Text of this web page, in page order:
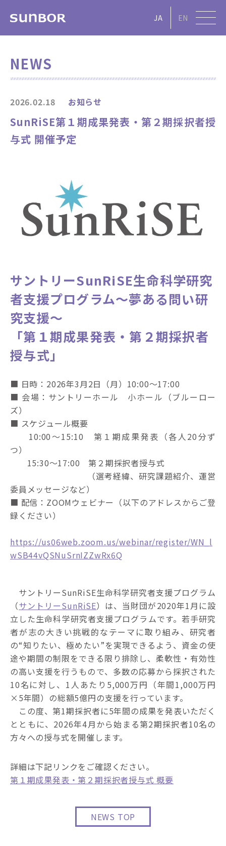
JA EN
NEWS
2026.02.18 お知らせ
SunRiSE第１期成果発表・第２期採択者授
与式 開催予定
サントリーSunRiSE生命科学研究
者支援プログラム～夢ある問い研
究支援～
「第１期成果発表・第２期採択者
授与式」
■ 日時：2026年3月2日（月）10:00～17:00
■ 会場：サントリーホール 小ホール（ブルーロー
ズ）
■ スケジュール概要
10:00～15:10 第１期成果発表（各人20分ず
つ）
15:30～17:00 第２期採択者授与式
（選考経緯、研究課題紹介、運営
委員メッセージなど）
■ 配信：ZOOMウェビナー（以下のアドレスからご登
録ください）
https://us06web.zoom.us/webinar/register/WN_l
wSB44vQSNuSrnIZZwRx6Q
サントリーSunRiSE生命科学研究者支援プログラム
（サントリーSunRiSE）は、当財団が2020年1月に設
立した生命科学研究者支援プログラムです。若手研究
者が志の大きい挑戦的なテーマに取り組み、研究者
の“知りたい、極めたい”を実現できるよう、資金の使
途や期間の制限をできる限り排除し、柔軟性・有効性
の高い支援を行うもので、多数の応募から採択された
10名に対し、1人あたり5,000万円（年間1,000万円
×5年間）の総額5億円の支援を行っています。
この度、第1期採択者に5年間の成果を発表いただく
とともに、2026年4月から始まる第2期採択者10名の
方々への授与式を開催します。
詳細は下記リンクをご確認ください。
第１期成果発表・第２期採択者授与式 概要
NEWS TOP